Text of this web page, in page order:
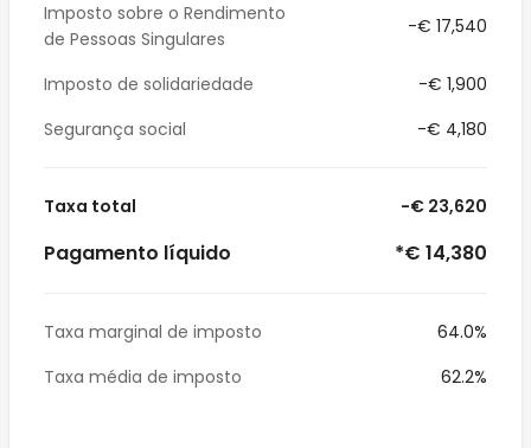
Imposto sobre o Rendimento
de Pessoas Singulares
-€ 17,540
Imposto de solidariedade
-€ 1,900
Segurança social
-€ 4,180
Taxa total -€ 23,620
Pagamento líquido *€ 14,380
Taxa marginal de imposto
64.0%
Taxa média de imposto
62.2%